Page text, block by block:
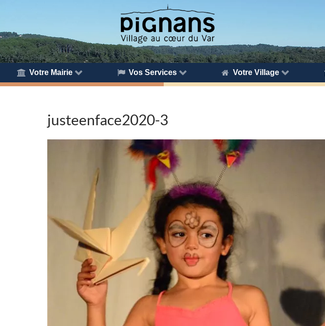
Votre Mairie Vos Services Votre Village
justeenface2020-3